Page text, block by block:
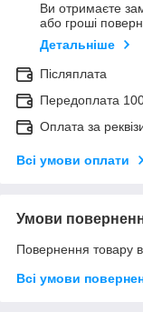
Ви отримаєте
або гроші
Детальніше
Післяплата
Передоплата
Оплата за
Всі умови оплати
Умови
Повернення товару
Всі умови